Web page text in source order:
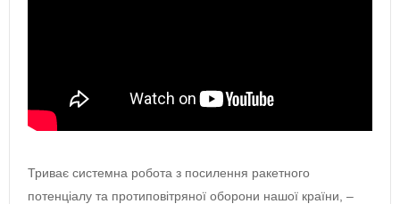
Триває системна робота з посилення ракетного
потенціалу та протиповітряної оборони нашої країни, –